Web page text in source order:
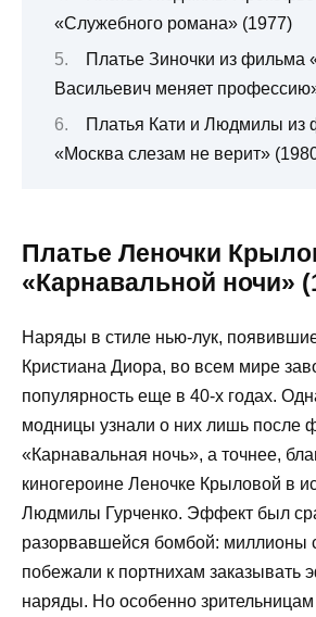
«Служебного романа» (1977)
Платье Зиночки из фильма
Васильевич меняет
Платья Кати и Людмилы из
«Москва слезам не верит»
Платье Леночки
«Карнавальной ночи»
Наряды в стиле нью-лук,
Кристиана Диора, во всем мире
популярность еще в 40-х годах.
модницы узнали о них лишь после
«Карнавальная ночь», а точнее,
киногероине Леночке Крыловой в
Людмилы Гурченко. Эффект был
разорвавшейся бомбой: миллионы
побежали к портнихам заказывать
наряды. Но особенно